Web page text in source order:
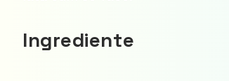
Ingrediente